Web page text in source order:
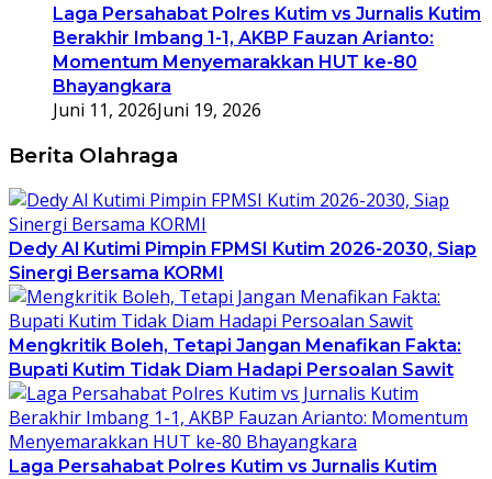
Laga Persahabat Polres Kutim vs Jurnalis Kutim
Berakhir Imbang 1-1, AKBP Fauzan Arianto:
Momentum Menyemarakkan HUT ke-80
Bhayangkara
Juni 11, 2026Juni 19, 2026
Berita Olahraga
Dedy Al Kutimi Pimpin FPMSI Kutim 2026-2030, Siap
Sinergi Bersama KORMI
Mengkritik Boleh, Tetapi Jangan Menafikan Fakta:
Bupati Kutim Tidak Diam Hadapi Persoalan Sawit
Laga Persahabat Polres Kutim vs Jurnalis Kutim